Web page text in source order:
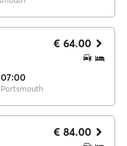
07:00
Portsmouth
€ 64.00
€ 84.00